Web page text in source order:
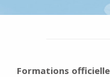
Formations